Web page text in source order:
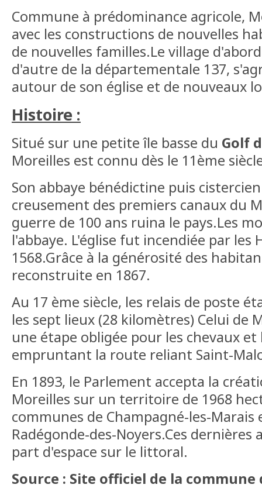
Commune à prédominance agricole,
avec les constructions de nouvelles
de nouvelles familles.Le village
d'autre de la départementale 137,
autour de son église et de nouveaux
Histoire :
Situé sur une petite île basse du Golf
Moreilles est connu dès le 11ème
Son abbaye bénédictine puis
creusement des premiers canaux du
guerre de 100 ans ruina le pays.Les
l'abbaye. L'église fut incendiée par les
1568.Grâce à la générosité des
reconstruite en 1867.
Au 17 ème siècle, les relais de poste
les sept lieux (28 kilomètres) Celui de
une étape obligée pour les chevaux et
empruntant la route reliant Saint-
En 1893, le Parlement accepta la
Moreilles sur un territoire de 1968
communes de Champagné-les-Marais
Radégonde-des-Noyers.Ces dernières
part d'espace sur le littoral.
Source : Site officiel de la commune